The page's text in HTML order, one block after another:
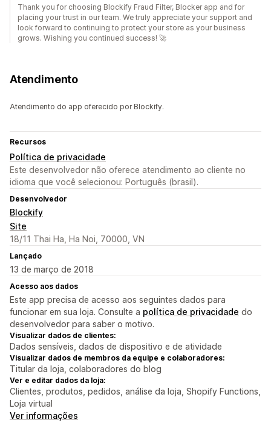
Thank you for choosing Blockify Fraud Filter, Blocker app and for
placing your trust in our team. We truly appreciate your support and
look forward to continuing to protect your store as your business
grows. Wishing you continued success! 🚀
Atendimento
Atendimento do app oferecido por Blockify.
Recursos
Política de privacidade
Este desenvolvedor não oferece atendimento ao cliente no
idioma que você selecionou: Português (brasil).
Desenvolvedor
Blockify
Site
18/11 Thai Ha, Ha Noi, 70000, VN
Lançado
13 de março de 2018
Acesso aos dados
Este app precisa de acesso aos seguintes dados para
funcionar em sua loja. Consulte a política de privacidade do
desenvolvedor para saber o motivo.
Visualizar dados de clientes:
Dados sensíveis, dados de dispositivo e de atividade
Visualizar dados de membros da equipe e colaboradores:
Titular da loja, colaboradores do blog
Ver e editar dados da loja:
Clientes, produtos, pedidos, análise da loja, Shopify Functions,
Loja virtual
Ver informações